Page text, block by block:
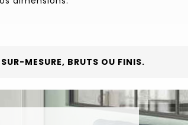
MESURE, BRUTS OU FINIS.